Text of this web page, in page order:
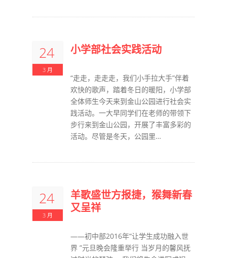
24
3 月
小学部社会实践活动
“走走，走走走，我们小手拉大手”伴着
欢快的歌声，踏着冬日的暖阳，小学部
全体师生今天来到金山公园进行社会实
践活动。一大早同学们在老师的带领下
步行来到金山公园，开展了丰富多彩的
活动。尽管是冬天，公园里…
24
3 月
羊歌盛世方报捷，猴舞新春
又呈祥
——初中部2016年“让学生成功融入世
界 ”元旦晚会隆重举行 当岁月的馨风抚